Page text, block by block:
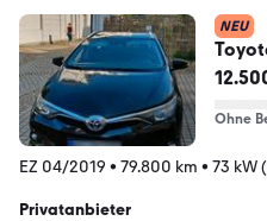
NEU
05.28
Ohne
EZ 04/2019 • 79.800 km • 73 kW
Privatanbieter